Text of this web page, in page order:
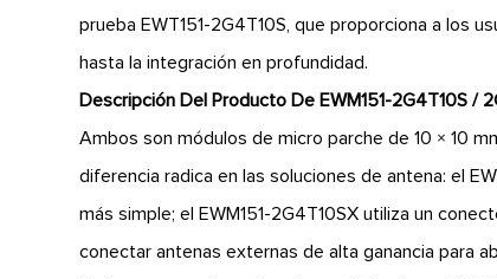
prueba EWT151-2G4T10S, que proporciona a los
hasta la integración en profundidad.
Descripción Del Producto De EWM151-2G4T10S /
Ambos son módulos de micro parche de 10 × 10
diferencia radica en las soluciones de antena: el
más simple; el EWM151-2G4T10SX utiliza un
conectar antenas externas de alta ganancia para